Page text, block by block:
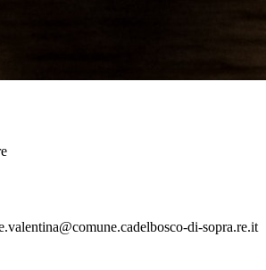
di-sopra.re.it